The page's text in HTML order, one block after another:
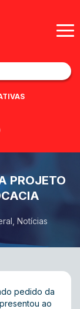
PROJETO
Notícias
pedido da
ao